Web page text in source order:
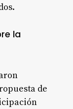
la
de